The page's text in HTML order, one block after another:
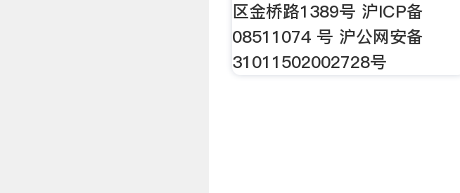
区金桥路1389号 沪ICP备
08511074 号 沪公网安备
31011502002728号